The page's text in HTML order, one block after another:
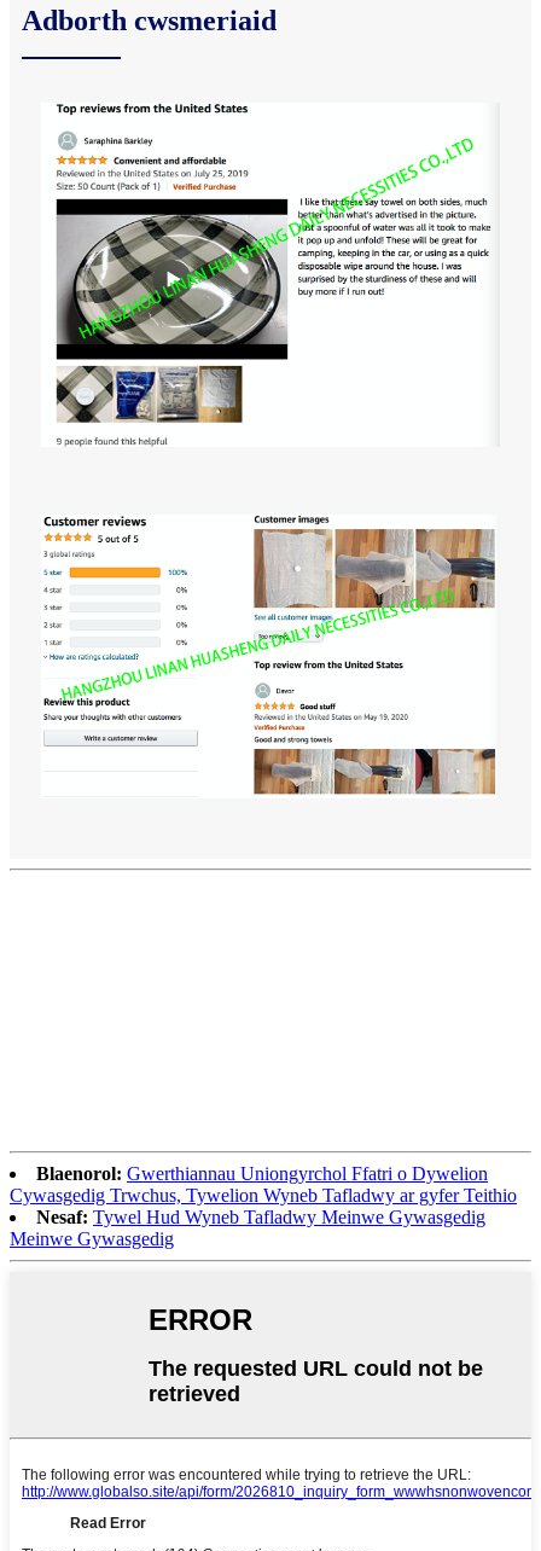
Adborth cwsmeriaid
Blaenorol: Gwerthiannau Uniongyrchol Ffatri o Dywelion
Cywasgedig Trwchus, Tywelion Wyneb Tafladwy ar gyfer Teithio
Nesaf: Tywel Hud Wyneb Tafladwy Meinwe Gywasgedig
Meinwe Gywasgedig